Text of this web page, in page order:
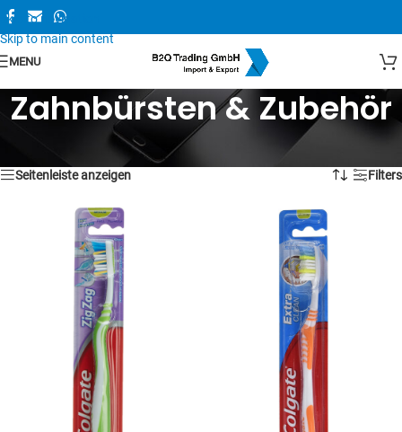
Skip to navigation
Skip to main content
MENU
Zahnbürsten & Zubehör
Alle 3 Ergebnisse werden angezeigt
Seitenleiste anzeigen Filters